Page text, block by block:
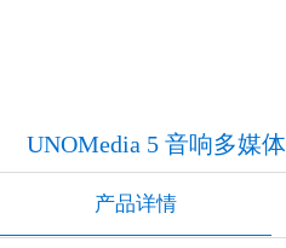
UNOMedia 5 音响多媒体
产品详情